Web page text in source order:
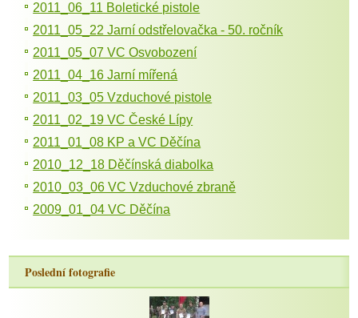
2011_06_11 Boletické pistole
2011_05_22 Jarní odstřelovačka - 50. ročník
2011_05_07 VC Osvobození
2011_04_16 Jarní mířená
2011_03_05 Vzduchové pistole
2011_02_19 VC České Lípy
2011_01_08 KP a VC Děčína
2010_12_18 Děčínská diabolka
2010_03_06 VC Vzduchové zbraně
2009_01_04 VC Děčína
Poslední fotografie